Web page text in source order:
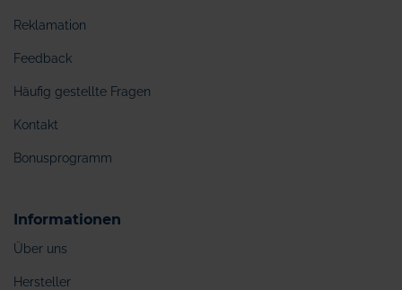
Reklamation
Feedback
Häufig gestellte Fragen
Kontakt
Bonusprogramm
Informationen
Über uns
Hersteller